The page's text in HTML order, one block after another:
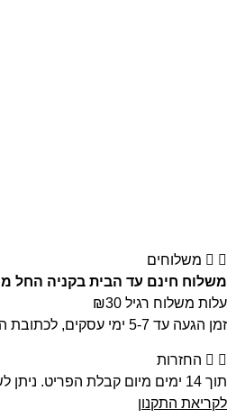
משלוחים
משלוח חינם עד הבית בקניה החל מ ₪150
עלות משלוח רגיל ₪30
זמן הגעה עד 5-7 ימי עסקים, לכתובת המבוקשת
החזרות
תוך 14 ימים מיום קבלת הפריט. ניתן לשלוח החזר עם שליח בעלות של 30 ש”ח, לשלוח אלינו בדואר רשום או לחנות ישירות ע”י הלקוח
לקריאת התקנון